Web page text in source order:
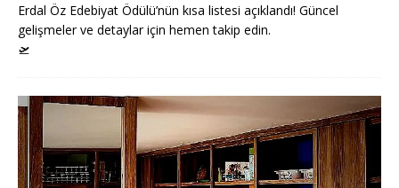
Erdal Öz Edebiyat Ödülü’nün kısa listesi açıklandı! Güncel
gelişmeler ve detaylar için hemen takip edin.
🛫